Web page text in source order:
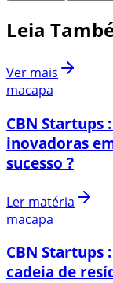
Leia
Ver mais
macapa
CBN Startups
inovadoras
sucesso ?
Ler matéria
macapa
CBN Startups
cadeia de